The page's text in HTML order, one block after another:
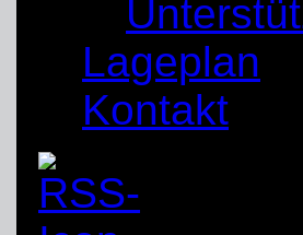
Lageplan
Kontakt